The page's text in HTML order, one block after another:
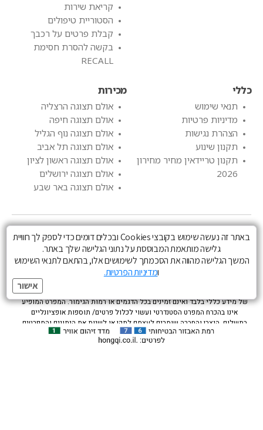
באתר זה נעשה שימוש בקובצי Cookies ובכלים דומים כדי לספק לך חוויית
גלישה מותאמת המבוססת על נתוני הגלישה שלך באתר.
המשך הגלישה מהווה את הסכמתך לשימושים אלו, בהתאם לתנאי השימוש
ומדיניות הפרטיות.
אישור
קריאת שירות
הסטוריית טיפולים
קבלת פרטים על רכבך
בקשה להסרת חסימת
RECALL
כללי
תנאי שימוש
מדיניות פרטיות
הצהרת נגישות
תקנון שינוע
תקנון טריידאין מחיר מחירון
2026
מכירות
אולם תצוגה הרצליה
אולם תצוגה חיפה
אולם תצוגה נוף הגליל
אולם תצוגה תל אביב
אולם תצוגה ראשון לציון
אולם תצוגה ירושלים
אולם תצוגה באר שבע
הצבעים הינם להמחשה בלבד וייתכנו הבדלי גוונים בין הצבעים המופיעים לבין
הצבעים כפי שהם במציאות. השרותים המוצעים כפופים לתנאים והגבלות ( מימון ,
טרייד אין ) וכרוכים בתשלום . התמונות המפרטים והנתונים הנ”ל הינם בעלי אופי
של מידע כללי בלבד ואינם זמינים בכל הדגמים או רמות הגימור. המפרט המופיע
אינו בהכרח המפרט הסטנדרטי ועשוי לכלול פרטים/ תוספות אופציונליים
בתשלום. היצרן והחברה שומרים לעצמם לתקן או לשנות את הנתונים והמפרטים
השונים בכל עת וללא הודעה מוקדמת. המפרט המחייב הוא זה שייכלל בהסכם
הזמנת רכב בלבד. ניתן לקבל ייעוץ ופירוט מנציגי המכירות. נתוני הצריכה הם על פי